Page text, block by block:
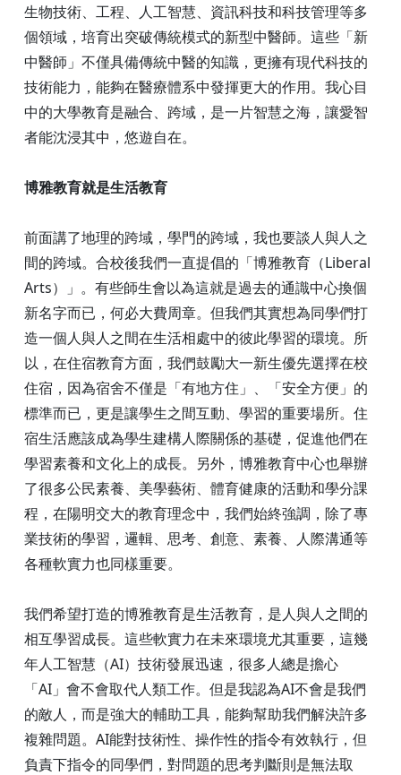
生物技術、工程、人工智慧、資訊科技和科技管理等多
個領域，培育出突破傳統模式的新型中醫師。這些「新
中醫師」不僅具備傳統中醫的知識，更擁有現代科技的
技術能力，能夠在醫療體系中發揮更大的作用。我心目
中的大學教育是融合、跨域，是一片智慧之海，讓愛智
者能沈浸其中，悠遊自在。
博雅教育就是生活教育
前面講了地理的跨域，學門的跨域，我也要談人與人之
間的跨域。合校後我們一直提倡的「博雅教育（Liberal
Arts）」。有些師生會以為這就是過去的通識中心換個
新名字而已，何必大費周章。但我們其實想為同學們打
造一個人與人之間在生活相處中的彼此學習的環境。所
以，在住宿教育方面，我們鼓勵大一新生優先選擇在校
住宿，因為宿舍不僅是「有地方住」、「安全方便」的
標準而已，更是讓學生之間互動、學習的重要場所。住
宿生活應該成為學生建構人際關係的基礎，促進他們在
學習素養和文化上的成長。另外，博雅教育中心也舉辦
了很多公民素養、美學藝術、體育健康的活動和學分課
程，在陽明交大的教育理念中，我們始終強調，除了專
業技術的學習，邏輯、思考、創意、素養、人際溝通等
各種軟實力也同樣重要。
我們希望打造的博雅教育是生活教育，是人與人之間的
相互學習成長。這些軟實力在未來環境尤其重要，這幾
年人工智慧（AI）技術發展迅速，很多人總是擔心
「AI」會不會取代人類工作。但是我認為AI不會是我們
的敵人，而是強大的輔助工具，能夠幫助我們解決許多
複雜問題。AI能對技術性、操作性的指令有效執行，但
負責下指令的同學們，對問題的思考判斷則是無法取